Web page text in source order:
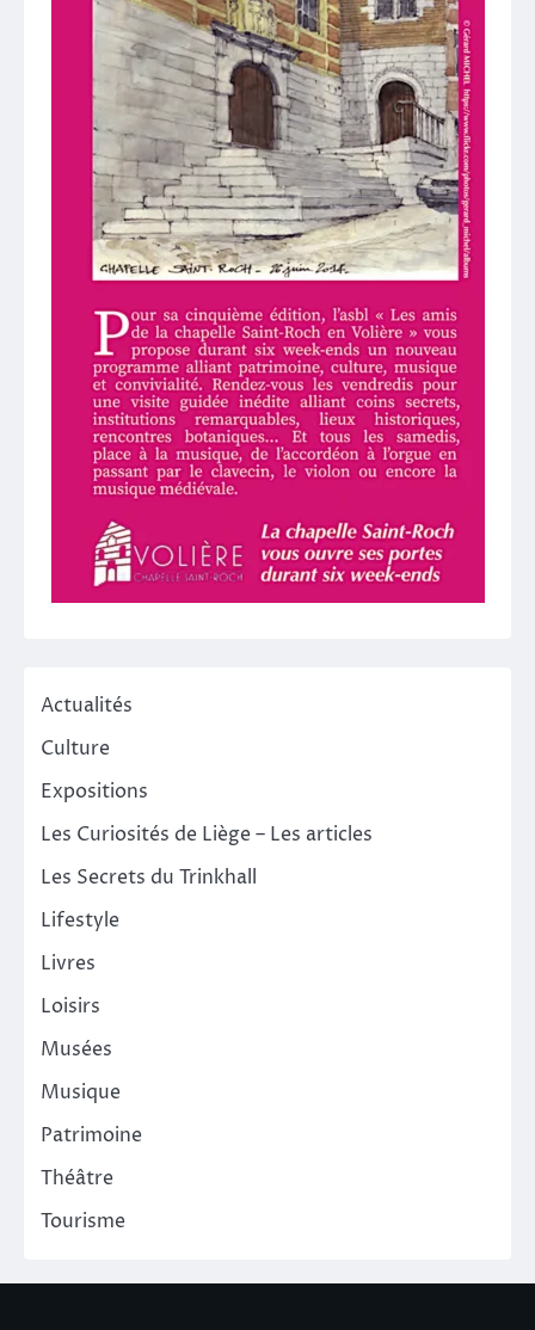
Actualités
Culture
Expositions
Les Curiosités de Liège – Les articles
Les Secrets du Trinkhall
Lifestyle
Livres
Loisirs
Musées
Musique
Patrimoine
Théâtre
Tourisme